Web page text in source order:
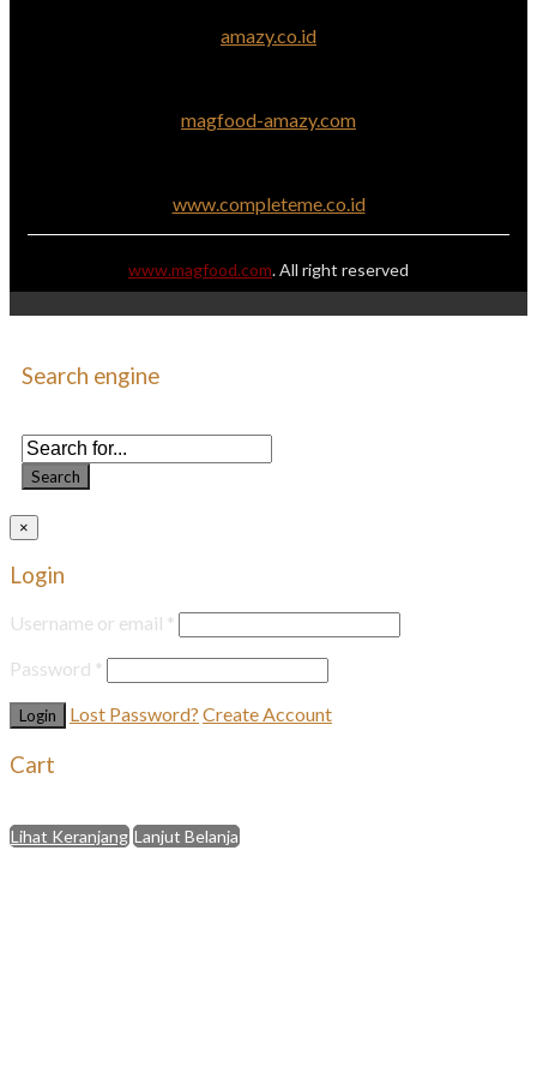
amazy.co.id
magfood-amazy.com
www.completeme.co.id
www.magfood.com. All right reserved
Search engine
Search
×
Login
Username or email *
Password *
Lost Password? Create Account
Cart
Lihat Keranjang Lanjut Belanja